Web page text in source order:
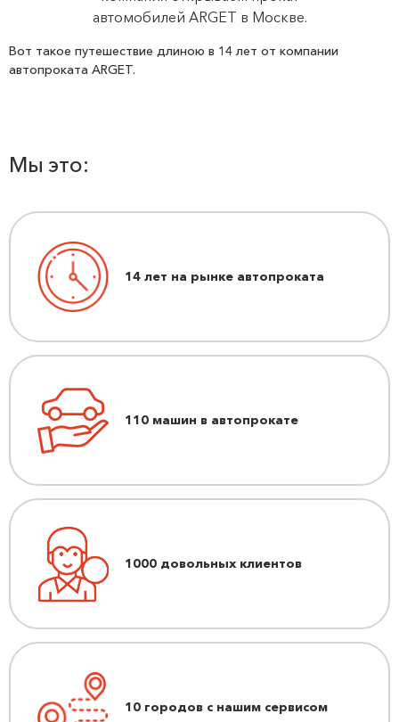
автомобилей ARGET в Москве.
Вот такое путешествие длиною в 14 лет от компании
автопроката ARGET.
Мы это:
14 лет на рынке автопроката
110 машин в автопрокате
1000 довольных клиентов
10 городов с нашим сервисом